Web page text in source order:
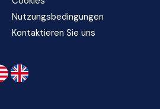
Nutzungsbedingungen
Kontaktieren Sie uns